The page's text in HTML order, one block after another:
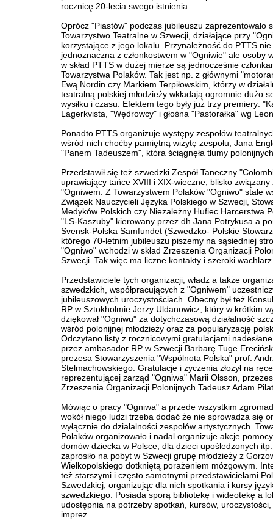
rocznicę 20-lecia swego istnienia.
Oprócz "Piastów" podczas jubileuszu zaprezentowało
Towarzystwo Teatralne w Szwecji, działające przy
korzystające z jego lokalu. Przynależność do PTTS nie
jednoznaczna z członkostwem w "Ogniwie" ale osoby
w skład PTTS w dużej mierze są jednocześnie
Towarzystwa Polaków. Tak jest np. z głównymi
Ewą Nordin czy Markiem Terpiłowskim, którzy w
teatralną polskiej młodzieży wkładają ogromnie dużo
wysiłku i czasu. Efektem tego były już trzy premiery:
Lagerkvista, "Wędrowcy" i głośna "Pastorałka" wg
Ponadto PTTS organizuje występy zespołów
wśród nich choćby pamiętną wizytę zespołu, Jana
"Panem Tadeuszem", która ściągnęła tłumy
Przedstawił się też szwedzki Zespół Taneczny
uprawiający tańce XVIII i XIX-wieczne, blisko związany
"Ogniwem. Z Towarzystwem Polaków "Ogniwo" stale
Związek Nauczycieli Języka Polskiego w Szwecji,
Medyków Polskich czy Niezależny Hufiec Harcerstwa
"LS-Kaszuby" kierowany przez dh Jana Potrykusa a
Svensk-Polska Samfundet (Szwedzko- Polskie
którego 70-letnim jubileuszu piszemy na sąsiedniej
"Ogniwo" wchodzi w skład Zrzeszenia Organizacji
Szwecji. Tak więc ma liczne kontakty i szeroki wachlarz
Przedstawiciele tych organizacji, władz a także
szwedzkich, współpracujących z "Ogniwem"
jubileuszowych uroczystościach. Obecny był też
RP w Sztokholmie Jerzy Uldanowicz, który w krótkim
dziękował "Ogniwu" za dotychczasową działalność
wśród polonijnej młodzieży oraz za popularyzację
Odczytano listy z rocznicowymi gratulacjami
przez ambasador RP w Szwecji Barbarę Tuge
prezesa Stowarzyszenia "Wspólnota Polska" prof.
Stelmachowskiego. Gratulacje i życzenia złożył na ręce
reprezentującej zarząd "Ogniwa" Marii Olsson, przezes
Zrzeszenia Organizacji Polonijnych Tadeusz Adam
Mówiąc o pracy "Ogniwa" a przede wszystkim
wokół niego ludzi trzeba dodać że nie sprowadza się
wyłącznie do działalności zespołów artystycznych.
Polaków organizowało i nadal organizuje akcje
domów dziecka w Polsce, dla dzieci upośledzonych
zaprosiło na pobyt w Szwecji grupę młodzieży z
Wielkopolskiego dotkniętą porażeniem mózgowym.
też starszymi i często samotnymi przedstawicielami
Szwedzkiej, organizując dla nich spotkania i kursy
szwedzkiego. Posiada sporą bibliotekę i wideotekę a
udostępnia na potrzeby spotkań, kursów,
imprez.